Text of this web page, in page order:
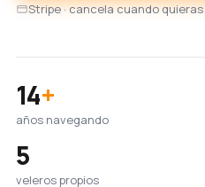
Stripe · cancela cuando quieras
14+
años navegando
5
veleros propios